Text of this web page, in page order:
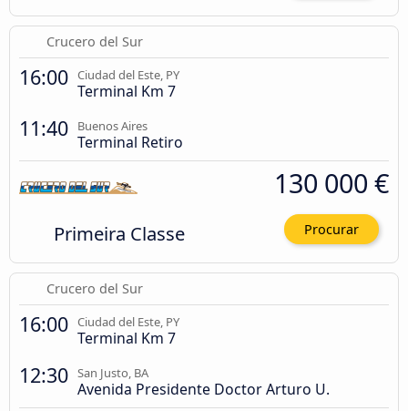
Crucero del Sur
16:00 Ciudad del Este, PY
Terminal Km 7
11:40 Buenos Aires
Terminal Retiro
Primeira Classe
130 000 €
Procurar
Crucero del Sur
16:00 Ciudad del Este, PY
Terminal Km 7
12:30 San Justo, BA
Avenida Presidente Doctor Arturo U.